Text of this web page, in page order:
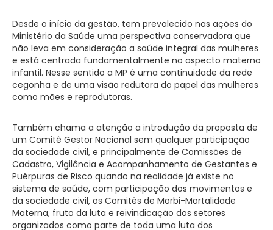
Desde o início da gestão, tem prevalecido nas ações do
Ministério da Saúde uma perspectiva conservadora que
não leva em consideração a saúde integral das mulheres
e está centrada fundamentalmente no aspecto materno
infantil. Nesse sentido a MP é uma continuidade da rede
cegonha e de uma visão redutora do papel das mulheres
como mães e reprodutoras.
Também chama a atenção a introdução da proposta de
um Comitê Gestor Nacional sem qualquer participação
da sociedade civil, e principalmente de Comissões de
Cadastro, Vigilância e Acompanhamento de Gestantes e
Puérpuras de Risco quando na realidade já existe no
sistema de saúde, com participação dos movimentos e
da sociedade civil, os Comitês de Morbi-Mortalidade
Materna, fruto da luta e reivindicação dos setores
organizados como parte de toda uma luta dos